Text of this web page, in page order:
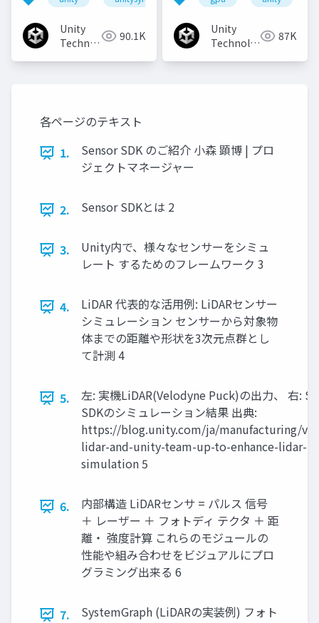
Unity
Technologies90.1K
Unity
Technologies 87K
各ページのテキスト
1.
Sensor SDK のご紹介 小森 顕博 | プロ
ジェクトマネージャー
2. Sensor SDKとは 2
3.
Unity内で、様々なセンサーをシミュ
レート するためのフレームワーク 3
4.
LiDAR 代表的な活用例: LiDARセンサー
シミュレーション センサーから対象物
体までの距離や形状を3次元点群とし
て計測 4
5.
左: 実機LiDAR(Velodyne Puck)の出力、 右:
SDKのシミュレーション結果 出典:
https://blog.unity.com/ja/manufacturing/
lidar-and-unity-team-up-to-enhance-lidar-
simulation 5
6.
内部構造 LiDARセンサ = パルス 信号
＋ レーザー ＋ フォトディ テクタ ＋ 距
離・ 強度計算 これらのモジュールの
性能や組み合わせをビジュアルにプロ
グラミング出来る 6
7.
SystemGraph (LiDARの実装例) フォト